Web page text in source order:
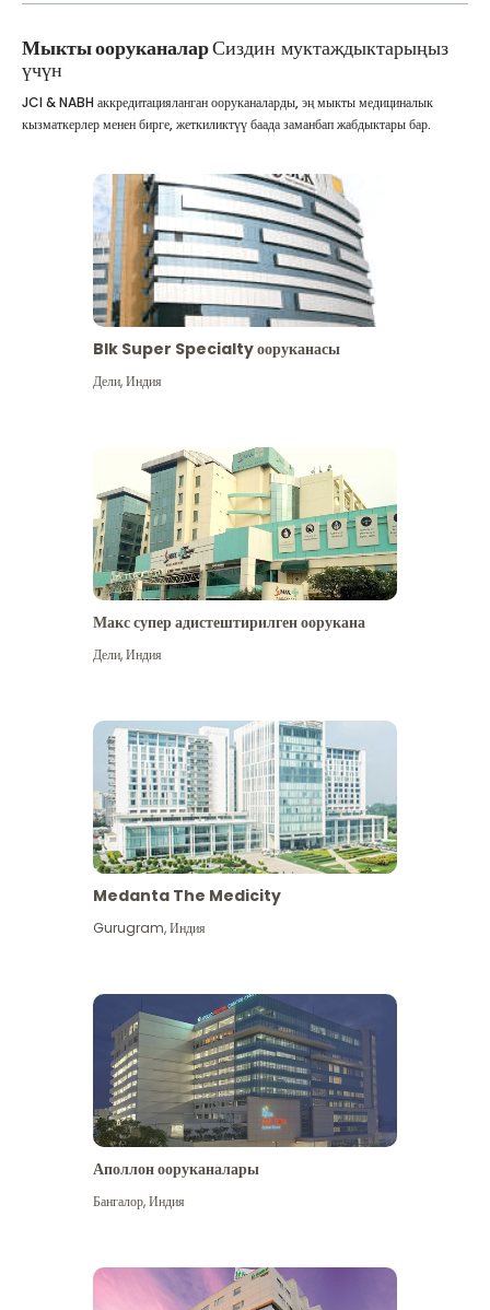
Мыкты ооруканаларСиздин муктаждыктарыңыз
үчүн
JCI & NABH аккредитацияланган ооруканаларды, эң мыкты медициналык
кызматкерлер менен бирге, жеткиликтүү баада заманбап жабдыктары бар.
Blk Super Specialty ооруканасы
Дели,Индия
Макс супер адистештирилген оорукана
Дели,Индия
Medanta The Medicity
Gurugram,Индия
Аполлон ооруканалары
Бангалор,Индия